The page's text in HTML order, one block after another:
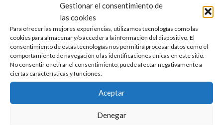
Gestionar el consentimiento de
las cookies
Para ofrecer las mejores experiencias, utilizamos tecnologías como las
cookies para almacenar y/o acceder a la información del dispositivo. El
consentimiento de estas tecnologías nos permitirá procesar datos como el
comportamiento de navegación o las identificaciones únicas en este sitio.
No consentir o retirar el consentimiento, puede afectar negativamente a
ciertas características y funciones.
Aceptar
Denegar
Leer Más
más
acerca
de
Sobre
la
Feria
del
libro
de
Madrid